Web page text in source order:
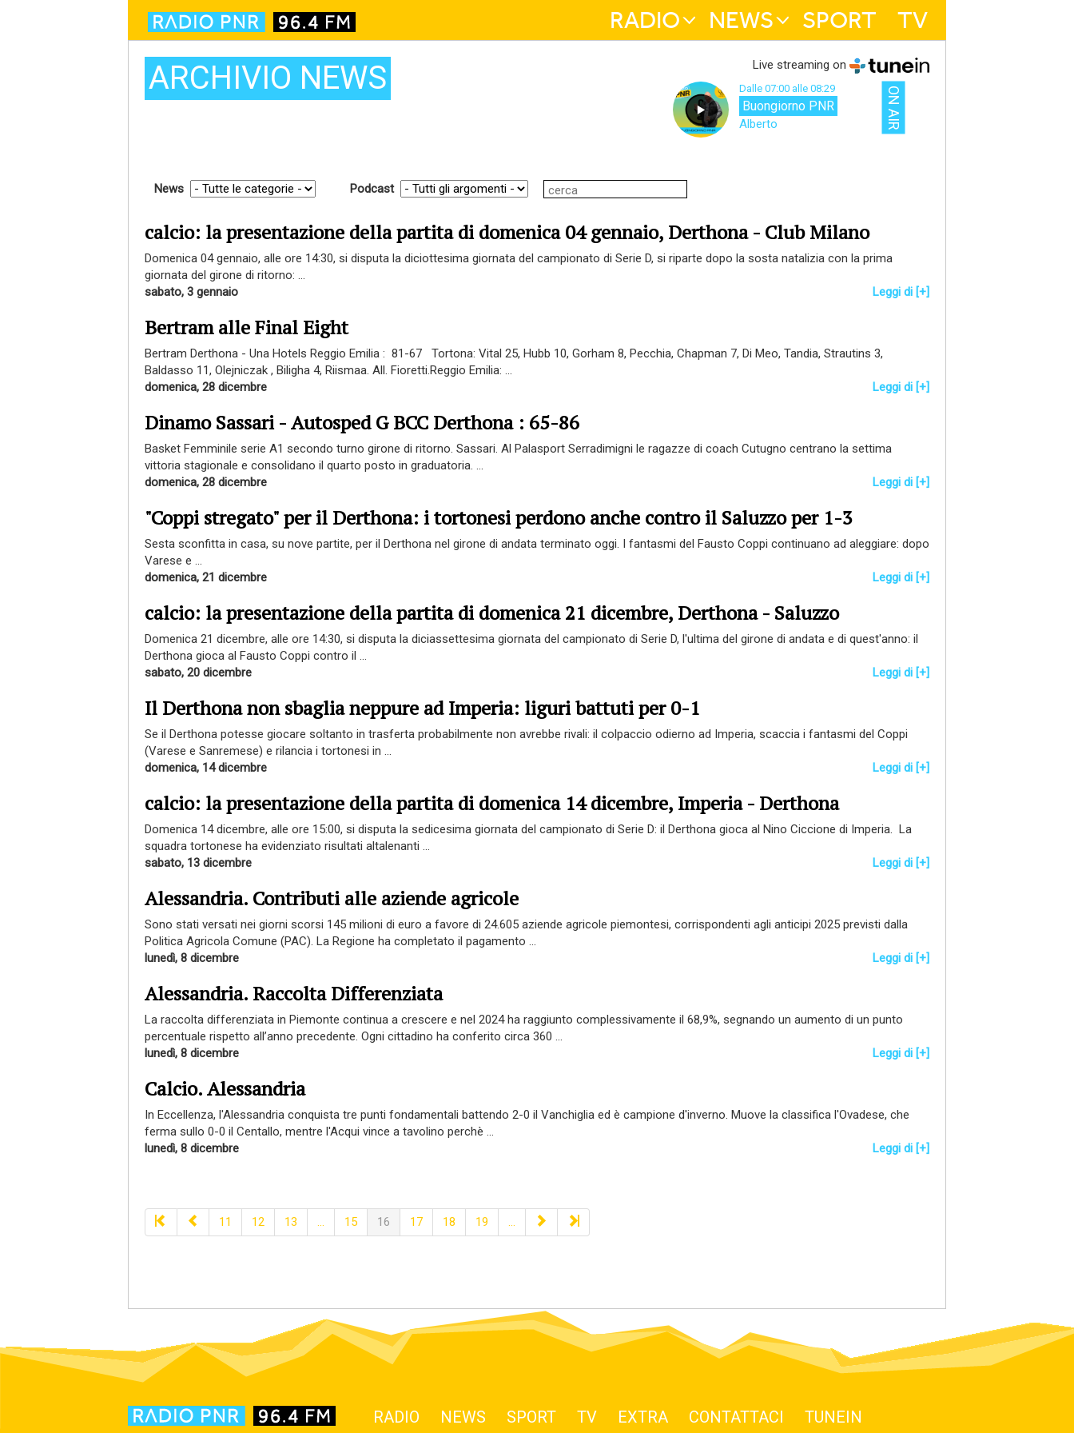
RADIO NEWS SPORT TV
ARCHIVIO NEWS Live streaming on
Dalle 07:00 alle 08:29
Buongiorno PNR
Alberto ON AIR
News Podcast
calcio: la presentazione della partita di domenica 04 gennaio, Derthona - Club Milano
Domenica 04 gennaio, alle ore 14:30, si disputa la diciottesima giornata del campionato di Serie D, si riparte dopo la sosta natalizia con la prima
giornata del girone di ritorno: ...
sabato, 3 gennaio
Leggi di [+]
Bertram alle Final Eight
Bertram Derthona - Una Hotels Reggio Emilia : 81-67 Tortona: Vital 25, Hubb 10, Gorham 8, Pecchia, Chapman 7, Di Meo, Tandia, Strautins 3,
Baldasso 11, Olejniczak , Biligha 4, Riismaa. All. Fioretti.Reggio Emilia: ...
domenica, 28 dicembre
Leggi di [+]
Dinamo Sassari - Autosped G BCC Derthona : 65-86
Basket Femminile serie A1 secondo turno girone di ritorno. Sassari. Al Palasport Serradimigni le ragazze di coach Cutugno centrano la settima
vittoria stagionale e consolidano il quarto posto in graduatoria. ...
domenica, 28 dicembre
Leggi di [+]
"Coppi stregato" per il Derthona: i tortonesi perdono anche contro il Saluzzo per 1-3
Sesta sconfitta in casa, su nove partite, per il Derthona nel girone di andata terminato oggi. I fantasmi del Fausto Coppi continuano ad aleggiare: dopo
Varese e ...
domenica, 21 dicembre
Leggi di [+]
calcio: la presentazione della partita di domenica 21 dicembre, Derthona - Saluzzo
Domenica 21 dicembre, alle ore 14:30, si disputa la diciassettesima giornata del campionato di Serie D, l'ultima del girone di andata e di quest'anno: il
Derthona gioca al Fausto Coppi contro il ...
sabato, 20 dicembre
Leggi di [+]
Il Derthona non sbaglia neppure ad Imperia: liguri battuti per 0-1
Se il Derthona potesse giocare soltanto in trasferta probabilmente non avrebbe rivali: il colpaccio odierno ad Imperia, scaccia i fantasmi del Coppi
(Varese e Sanremese) e rilancia i tortonesi in ...
domenica, 14 dicembre
Leggi di [+]
calcio: la presentazione della partita di domenica 14 dicembre, Imperia - Derthona
Domenica 14 dicembre, alle ore 15:00, si disputa la sedicesima giornata del campionato di Serie D: il Derthona gioca al Nino Ciccione di Imperia. La
squadra tortonese ha evidenziato risultati altalenanti ...
sabato, 13 dicembre
Leggi di [+]
Alessandria. Contributi alle aziende agricole
Sono stati versati nei giorni scorsi 145 milioni di euro a favore di 24.605 aziende agricole piemontesi, corrispondenti agli anticipi 2025 previsti dalla
Politica Agricola Comune (PAC). La Regione ha completato il pagamento ...
lunedì, 8 dicembre
Leggi di [+]
Alessandria. Raccolta Differenziata
La raccolta differenziata in Piemonte continua a crescere e nel 2024 ha raggiunto complessivamente il 68,9%, segnando un aumento di un punto
percentuale rispetto all’anno precedente. Ogni cittadino ha conferito circa 360 ...
lunedì, 8 dicembre
Leggi di [+]
Calcio. Alessandria
In Eccellenza, l'Alessandria conquista tre punti fondamentali battendo 2-0 il Vanchiglia ed è campione d'inverno. Muove la classifica l'Ovadese, che
ferma sullo 0-0 il Centallo, mentre l'Acqui vince a tavolino perchè ...
lunedì, 8 dicembre
Leggi di [+]
11 12 13 ... 15 16 17 18 19 ...
RADIO NEWS SPORT TV EXTRA CONTATTACI
TUNEIN